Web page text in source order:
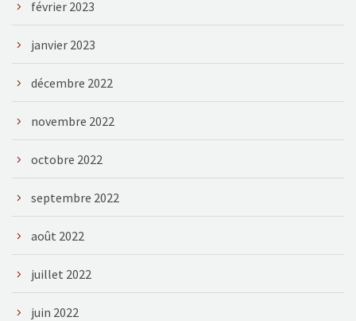
février 2023
janvier 2023
décembre 2022
novembre 2022
octobre 2022
septembre 2022
août 2022
juillet 2022
juin 2022